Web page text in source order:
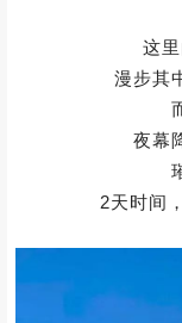
这
漫步其
夜幕
2天时间